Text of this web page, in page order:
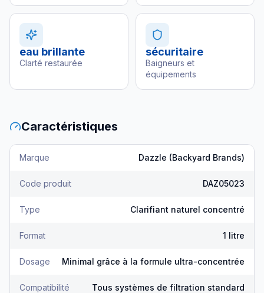
eau brillante
Clarté restaurée
sécuritaire
Baigneurs et
équipements
Caractéristiques
Marque Dazzle (Backyard Brands)
Code produit DAZ05023
Type Clarifiant naturel concentré
Format 1 litre
Dosage Minimal grâce à la formule ultra-concentrée
Compatibilité Tous systèmes de filtration standard